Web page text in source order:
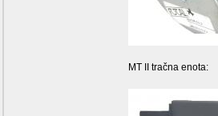
MT II tračna enota: